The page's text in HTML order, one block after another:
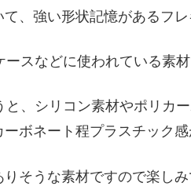
、強い形状記憶があるフレ
スなどに使われている素材
と、シリコン素材やポリカ
ボネート程プラスチック
そうな素材ですので楽しみ